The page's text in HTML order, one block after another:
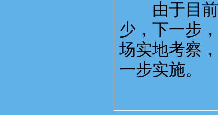
由于目前
少，下一步
场实地考察
一步实施。